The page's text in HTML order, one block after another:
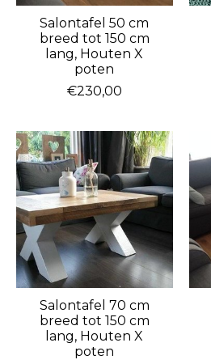
Salontafel 50 cm
breed tot 150 cm
lang, Houten X
poten
€230,00
Salontafel 70 cm
breed tot 150 cm
lang, Houten X
poten